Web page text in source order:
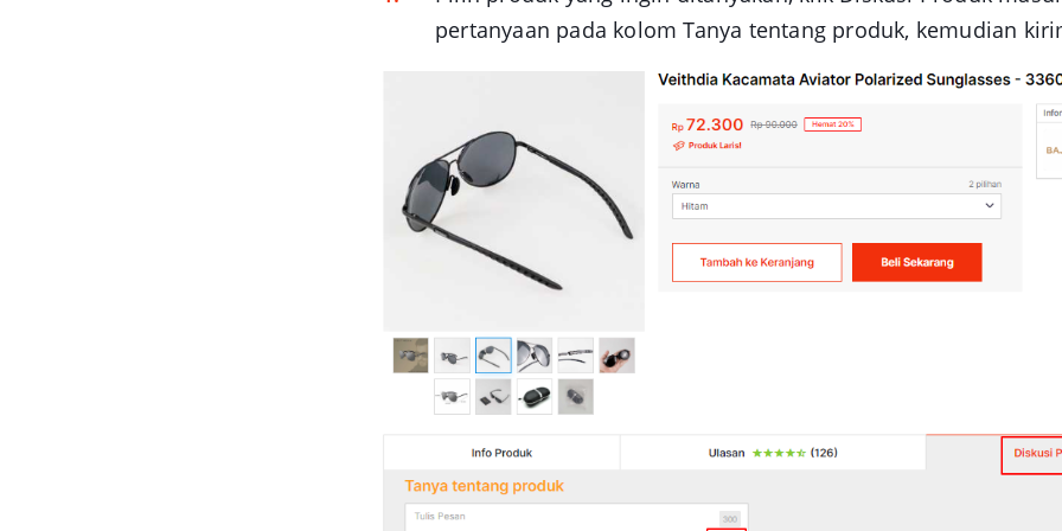
pertanyaan pada kolomTanya tentang produk, kemudian